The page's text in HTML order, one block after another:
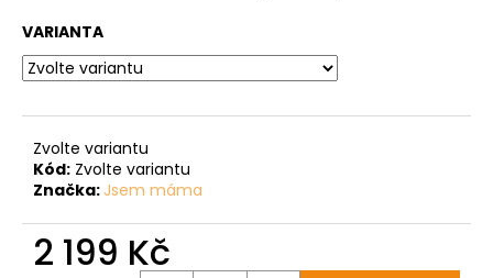
VARIANTA
Zvolte variantu
Kód: Zvolte variantu
Značka: Jsem máma
2 199 Kč